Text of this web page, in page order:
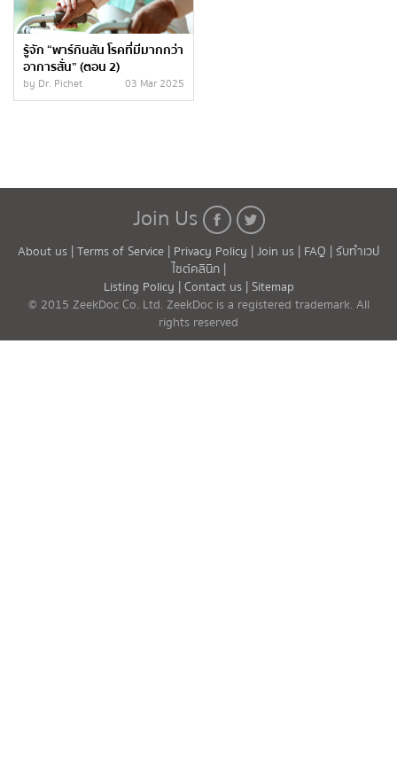
รู้จัก “พาร์กินสัน โรคที่มีมากกว่า
อาการสั่น” (ตอน 2)
by Dr. Pichet 03 Mar 2025
Join Us
About us |Terms of Service | Privacy Policy |Join us | FAQ |รับทำเวป
ไซต์คลินิก |
Listing Policy |Contact us |Sitemap
© 2015 ZeekDoc Co. Ltd. ZeekDoc is a registered trademark. All
rights reserved